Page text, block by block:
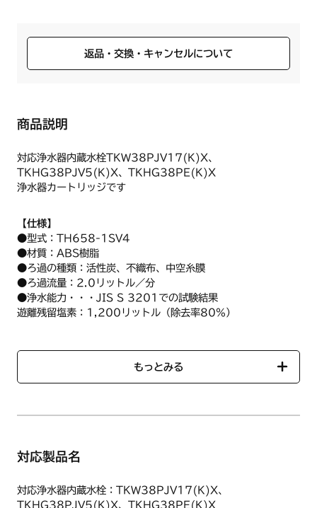
返品・交換・キャンセルについて
商品説明
対応浄水器内蔵水栓TKW38PJV17(K)X、
TKHG38PJV5(K)X、TKHG38PE(K)X
浄水器カートリッジです
【仕様】
●型式：TH658-1SV4
●材質：ABS樹脂
●ろ過の種類：活性炭、不織布、中空糸膜
●ろ過流量：2.0リットル／分
●浄水能力・・・JIS S 3201での試験結果
遊離残留塩素：1,200リットル（除去率80%）
溶解性鉛：1,200リットル（除去率80%)
●交換時期：約4ヶ月（1日10リットル使用した場合）、約2
ヶ月（1日20リットル使用した場合）
フィルターカートリッジ交換には、工具は不要です。
２．ハンドシャワーのヘッド部を回して取り外す
もっとみる
対応製品名
対応浄水器内蔵水栓：TKW38PJV17(K)X、
TKHG38PJV5(K)X、TKHG38PE(K)X